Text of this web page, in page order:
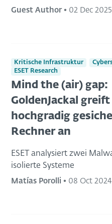
Guest Author• 02 Dec 2025
Kritische Infrastruktur
ESET Research
Mind the (air) gap:
GoldenJackal greift
hochgradig
Rechner an
ESET analysiert zwei
isolierte Systeme
Matías Porolli • 08 Oct 2024